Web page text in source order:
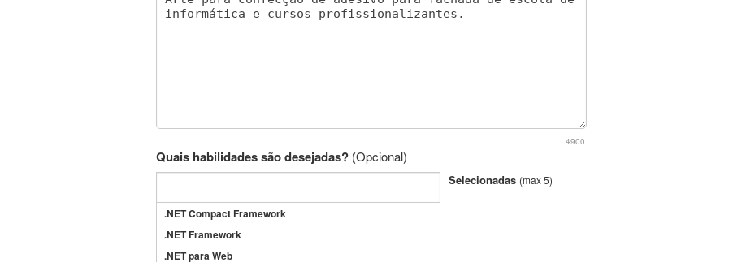
4900
Quais habilidades são desejadas? (Opcional)
.NET Compact Framework
.NET Framework
.NET para Web
Selecionadas (max 5)